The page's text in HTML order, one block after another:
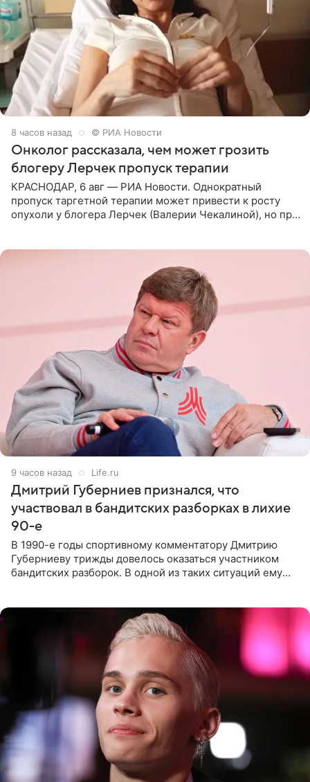
8 часов назад © РИА Новости
Онколог рассказала, чем может грозить
блогеру Лерчек пропуск терапии
КРАСНОДАР, 6 авг — РИА Новости. Однократный
пропуск таргетной терапии может привести к росту
опухоли у блогера Лерчек (Валерии Чекалиной), но при
9 часов назад Life.ru
Дмитрий Губерниев признался, что
участвовал в бандитских разборках в лихие
90-е
В 1990-е годы спортивному комментатору Дмитрию
Губерниеву трижды довелось оказаться участником
бандитских разборок. В одной из таких ситуаций ему